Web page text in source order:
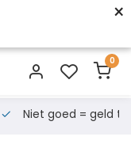
×
0
Niet goed = geld